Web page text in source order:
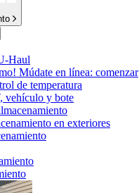
Haul
Múdate en línea: comenzar
de temperatura
vehículo y bote
en exteriores